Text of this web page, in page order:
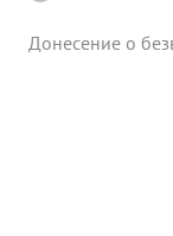
Донесение о